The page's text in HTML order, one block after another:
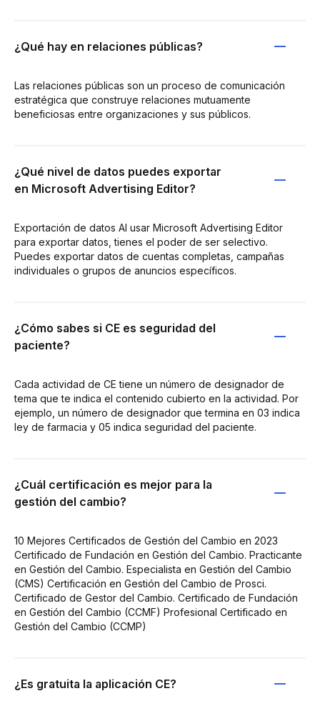
¿Qué hay en relaciones públicas?
Las relaciones públicas son un proceso de comunicación
estratégica que construye relaciones mutuamente
beneficiosas entre organizaciones y sus públicos.
¿Qué nivel de datos puedes exportar
en Microsoft Advertising Editor?
Exportación de datos Al usar Microsoft Advertising Editor
para exportar datos, tienes el poder de ser selectivo.
Puedes exportar datos de cuentas completas, campañas
individuales o grupos de anuncios específicos.
¿Cómo sabes si CE es seguridad del
paciente?
Cada actividad de CE tiene un número de designador de
tema que te indica el contenido cubierto en la actividad. Por
ejemplo, un número de designador que termina en 03 indica
ley de farmacia y 05 indica seguridad del paciente.
¿Cuál certificación es mejor para la
gestión del cambio?
10 Mejores Certificados de Gestión del Cambio en 2023
Certificado de Fundación en Gestión del Cambio. Practicante
en Gestión del Cambio. Especialista en Gestión del Cambio
(CMS) Certificación en Gestión del Cambio de Prosci.
Certificado de Gestor del Cambio. Certificado de Fundación
en Gestión del Cambio (CCMF) Profesional Certificado en
Gestión del Cambio (CCMP)
¿Es gratuita la aplicación CE?